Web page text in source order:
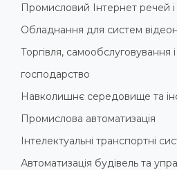
Промисловий Інтернет речей
Обладнання для систем
Торгівля, самообслуговування
господарство
Навколишнє середовище та
Промислова автоматизація
Інтелектуальні транспортні
Автоматизація будівель та